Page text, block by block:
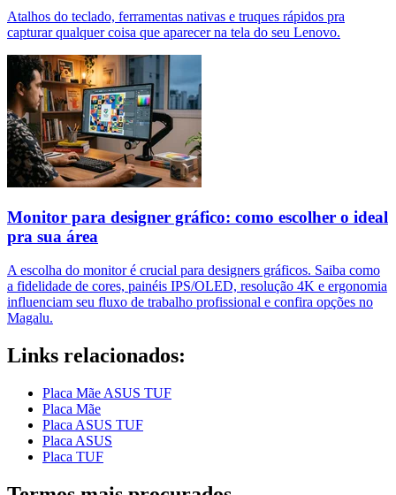
Atalhos do teclado, ferramentas nativas e truques rápidos pra
capturar qualquer coisa que aparecer na tela do seu Lenovo.
Monitor para designer gráfico: como escolher o ideal
pra sua área
A escolha do monitor é crucial para designers gráficos. Saiba como
a fidelidade de cores, painéis IPS/OLED, resolução 4K e ergonomia
influenciam seu fluxo de trabalho profissional e confira opções no
Magalu.
Links relacionados:
Placa Mãe ASUS TUF
Placa Mãe
Placa ASUS TUF
Placa ASUS
Placa TUF